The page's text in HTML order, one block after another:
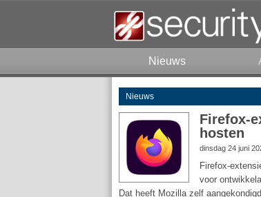
Nieuws
Nieuws
Firefox-
hosten
dinsdag 24 juni
Firefox-
voor
Dat heeft Mozilla zelf